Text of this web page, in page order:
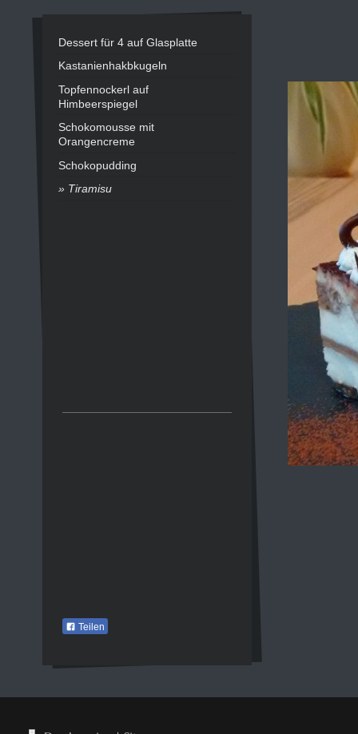
Dessert für 4 auf Glasplatte
Kastanienhakbkugeln
Topfennockerl auf
Himbeerspiegel
Schokomousse mit
Orangencreme
Schokopudding
Tiramisu
Teilen